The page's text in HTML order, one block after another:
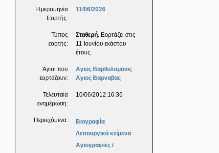
Ημερομηνία
Εορτής:
11/06/2026
Τύπος
εορτής:
Σταθερή. Εορτάζει στις
11 Ιουνίου εκάστου
έτους.
Άγιοι που
εορτάζουν:
Αγιος Βαρθολομαιος
Αγιος Βαρναβας
Τελευταία
ενημέρωση:
10/06/2012 16:36
Περιεχόμενα:
Βιογραφία
Λειτουργικά κείμενα
Αγιογραφίες /